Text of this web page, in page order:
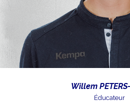
Willem
Éducateur